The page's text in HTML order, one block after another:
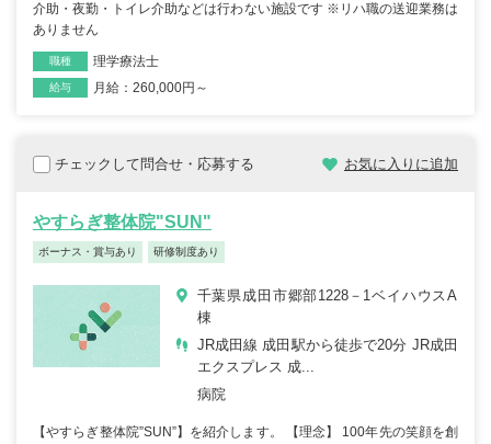
介助・夜勤・トイレ介助などは行わない施設です ※リハ職の送迎業務は
ありません
職種 理学療法士
雇用形態
給与 月給：260,000円～
チェックして問合せ・応募する お気に入りに追加
やすらぎ整体院"SUN"
ボーナス・賞与あり 研修制度あり
千葉県成田市郷部1228－1ベイハウスA
棟
JR成田線 成田駅から徒歩で20分 JR成田
エクスプレス 成...
病院
【やすらぎ整体院”SUN”】を紹介します。 【理念】 100年先の笑顔を創